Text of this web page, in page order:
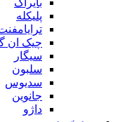
بایراک
پلیکله
چیک ان
سیگار
سلبون
سدیوس
جانوین
داژو